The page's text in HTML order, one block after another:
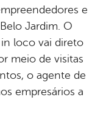
e
Jardim. O
loco vai direto
meio de visitas
o agente de
empresários a